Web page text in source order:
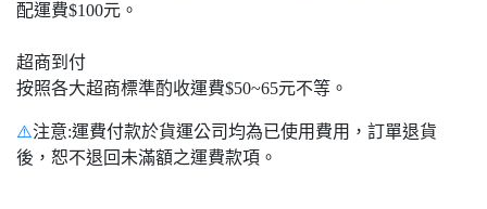
配運費$100元。
超商到付
按照各大超商標準酌收運費$50~65元不等。
⚠️注意:運費付款於貨運公司均為已使用費用，訂單退貨
後，恕不退回未滿額之運費款項。